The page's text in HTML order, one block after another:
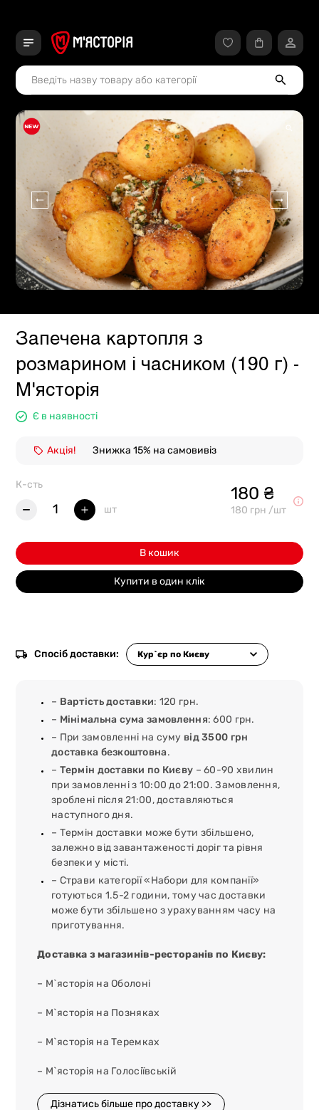
Запечена картопля з
розмарином і часником (190 г) -
М'ясторія
Є в наявності
Акція! Знижка 15% на самовивіз
К-сть
1 шт
180 ₴
180 грн /шт
В кошик
Купити в один клік
Спосіб доставки:
– Вартість доставки: 120 грн.
– Мінімальна сума замовлення: 600 грн.
– При замовленні на суму від 3500 грн
доставка безкоштовна.
– Термін доставки по Києву – 60-90 хвилин
при замовленні з 10:00 до 21:00. Замовлення,
зроблені після 21:00, доставляються
наступного дня.
– Термін доставки може бути збільшено,
залежно від завантаженості доріг та рівня
безпеки у місті.
– Страви категорії «Набори для компанії»
готуються 1.5-2 години, тому час доставки
може бути збільшено з урахуванням часу на
приготування.
Доставка з магазинів-ресторанів по Києву:
– М`ясторія на Оболоні
– М`ясторія на Позняках
– М`ясторія на Теремках
– М`ясторія на Голосіївській
Дізнатись більше про доставку >>